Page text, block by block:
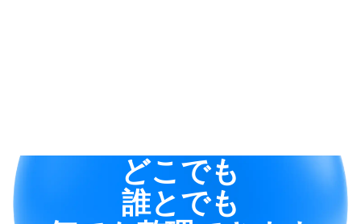
どこでも
誰とでも